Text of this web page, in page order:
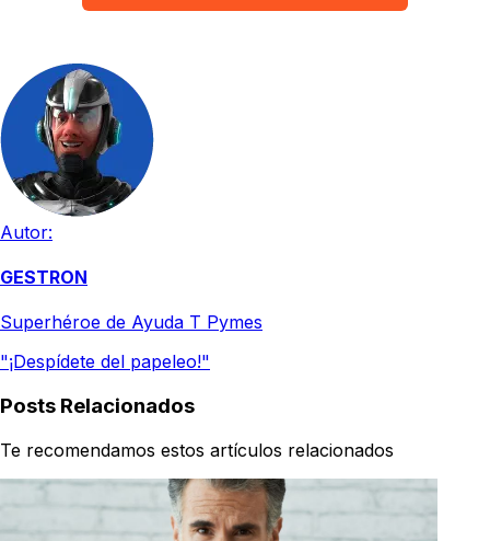
Autor:
GESTRON
Superhéroe de Ayuda T Pymes
"¡Despídete del papeleo!"
Posts Relacionados
Te recomendamos estos artículos relacionados